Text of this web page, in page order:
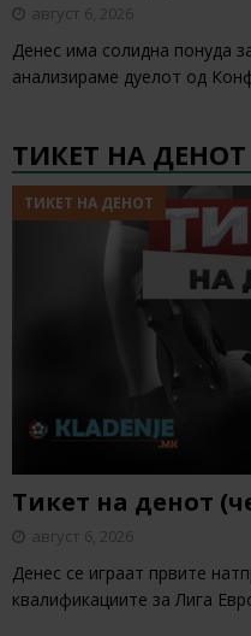
август 6, 2026
Денес има солидна понуда
анализираме дуелот од
ТИКЕТ НА ДЕНОТ
ТИКЕТ НА ДЕНОТ
Тикет на денот
август 6, 2026
Денес се играат првите
квалификациите за Лига